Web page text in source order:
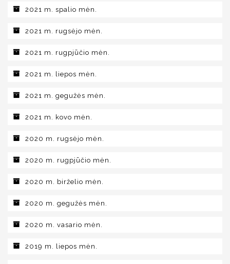
2021 m. spalio mėn.
2021 m. rugsėjo mėn.
2021 m. rugpjūčio mėn.
2021 m. liepos mėn.
2021 m. gegužės mėn.
2021 m. kovo mėn.
2020 m. rugsėjo mėn.
2020 m. rugpjūčio mėn.
2020 m. birželio mėn.
2020 m. gegužės mėn.
2020 m. vasario mėn.
2019 m. liepos mėn.